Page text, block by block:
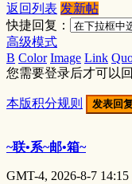
返回列表 发新帖
快捷回复：
高级模式
B Color Image Link
您需要登录后才可以
本版积分规则 发表回复
~联•系~邮•箱~
GMT-4, 2026-8-7 14:15